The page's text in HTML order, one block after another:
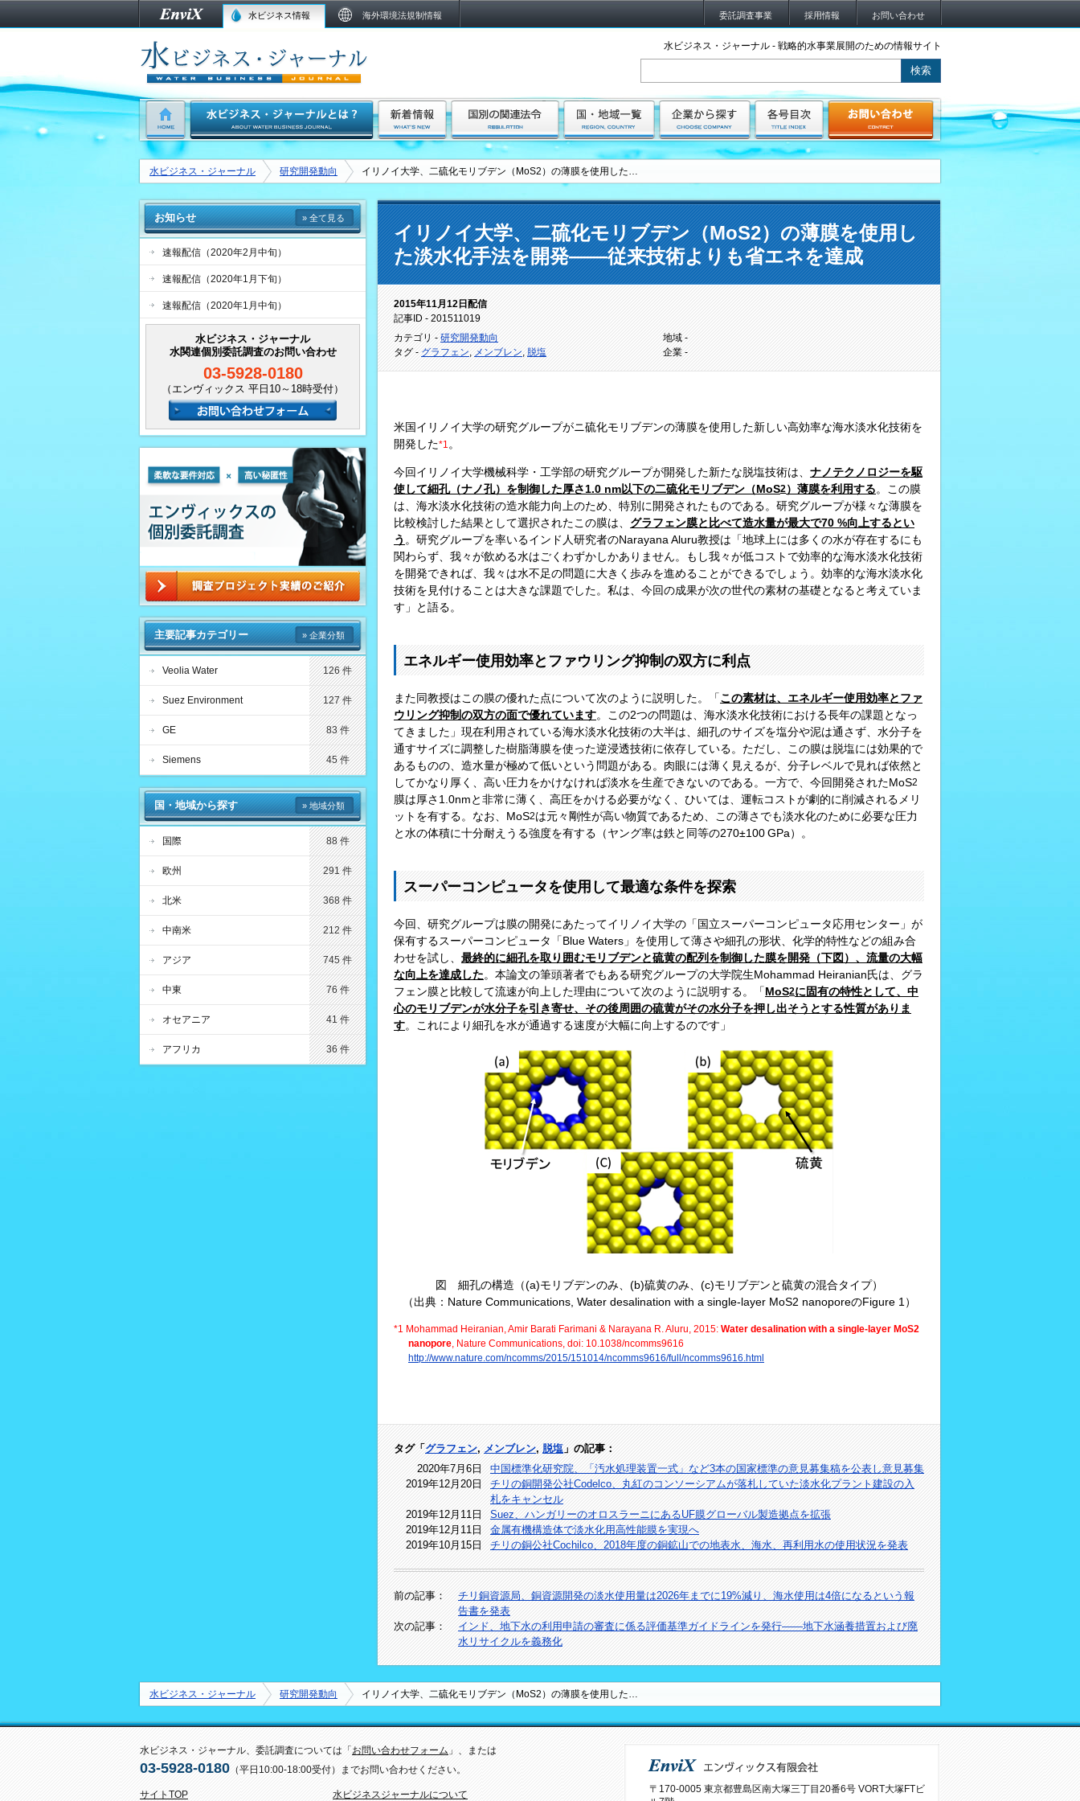
水ビジネス情報 海外環境法規制情報 委託調査事業 採用情報 お問い合わせ
水ビジネス・ジャーナル - 戦略的水事業展開のための情報サイト
水ビジネス・ジャーナル 研究開発動向 イリノイ大学、二硫化モリブデン（MoS2）の薄膜を使用した…
イリノイ大学、二硫化モリブデン（MoS2）の薄膜を使用し
た淡水化手法を開発――従来技術よりも省エネを達成
2015年11月12日配信
記事ID - 201511019
カテゴリ - 研究開発動向
タグ - グラフェン, メンブレン, 脱塩
地域 -
企業 -
米国イリノイ大学の研究グループがニ硫化モリブデンの薄膜を使用した新しい高効率な海水淡水化技術を
開発した*1 。
今回イリノイ大学機械科学・工学部の研究グループが開発した新たな脱塩技術は、 ナノテクノロジーを駆
使して細孔（ナノ孔）を制御した厚さ1.0 nm以下の二硫化モリブデン（MoS2 ）薄膜を利用する。この膜
は、海水淡水化技術の造水能力向上のため、特別に開発されたものである。研究グループが様々な薄膜を
比較検討した結果として選択されたこの膜は、 グラフェン膜と比べて造水量が最大で70 %向上するとい
う 。研究グループを率いるインド人研究者のNarayana Aluru教授は「地球上には多くの水が存在するにも
関わらず、我々が飲める水はごくわずかしかありません。もし我々が低コストで効率的な海水淡水化技術
を開発できれば、我々は水不足の問題に大きく歩みを進めることができるでしょう。効率的な海水淡水化
技術を見付けることは大きな課題でした。私は、今回の成果が次の世代の素材の基礎となると考えていま
す」と語る。
エネルギー使用効率とファウリング抑制の双方に利点
また同教授はこの膜の優れた点について次のように説明した。「この素材は、エネルギー使用効率とファ
ウリング抑制の双方の面で優れています。この2つの問題は、海水淡水化技術における長年の課題となっ
てきました」現在利用されている海水淡水化技術の大半は、細孔のサイズを塩分や泥は通さず、水分子を
通すサイズに調整した樹脂薄膜を使った逆浸透技術に依存している。ただし、この膜は脱塩には効果的で
あるものの、造水量が極めて低いという問題がある。肉眼には薄く見えるが、分子レベルで見れば依然と
してかなり厚く、高い圧力をかけなければ淡水を生産できないのである。一方で、今回開発されたMoS2
膜は厚さ1.0nmと非常に薄く、高圧をかける必要がなく、ひいては、運転コストが劇的に削減されるメリ
ットを有する。なお、MoS2は元々剛性が高い物質であるため、この薄さでも淡水化のために必要な圧力
と水の体積に十分耐えうる強度を有する（ヤング率は鉄と同等の270±100 GPa）。
スーパーコンピュータを使用して最適な条件を探索
今回、研究グループは膜の開発にあたってイリノイ大学の「国立スーパーコンピュータ応用センター」が
保有するスーパーコンピュータ「Blue Waters」を使用して薄さや細孔の形状、化学的特性などの組み合
わせを試し、 最終的に細孔を取り囲むモリブデンと硫黄の配列を制御した膜を開発（下図）、流量の大幅
な向上を達成した。本論文の筆頭著者でもある研究グループの大学院生Mohammad Heiranian氏は、グラ
フェン膜と比較して流速が向上した理由について次のように説明する。「MoS2に固有の特性として、中
心のモリブデンが水分子を引き寄せ、その後周囲の硫黄がその水分子を押し出そうとする性質がありま
す。これにより細孔を水が通過する速度が大幅に向上するのです」
図 細孔の構造（(a)モリブデンのみ、(b)硫黄のみ、(c)モリブデンと硫黄の混合タイプ）
（出典： Nature Communications, Water desalination with a single-layer MoS2 nanoporeのFigure 1）
*1 Mohammad Heiranian, Amir Barati Farimani & Narayana R. Aluru, 2015: Water desalination with a single-layer MoS2
nanopore Nature Communications , doi: 10.1038/ncomms9616
http://www.nature.com/ncomms/2015/151014/ncomms9616/full/ncomms9616.html
タグ「グラフェン, メンブレン, 脱塩 」の記事：
2020年7月6日
中国標準化研究院、「汚水処理装置一式」など3本の国家標準の意見募集稿を公表し意見募集
2019年12月20日
チリの銅開発公社Codelco、丸紅のコンソーシアムが落札していた淡水化プラント建設の入
札をキャンセル
2019年12月11日
Suez、ハンガリーのオロスラーニにあるUF膜グローバル製造拠点を拡張
2019年12月11日
金属有機構造体で淡水化用高性能膜を実現へ
2019年10月15日
チリの銅公社Cochilco、2018年度の銅鉱山での地表水、海水、再利用水の使用状況を発表
前の記事：
チリ銅資源局、銅資源開発の淡水使用量は2026年までに19%減り、海水使用は4倍になるという報
告書を発表
次の記事：
インド、地下水の利用申請の審査に係る評価基準ガイドラインを発行――地下水涵養措置および廃
水リサイクルを義務化
お知らせ » 全て見る
速報配信（2020年2月中旬）
速報配信（2020年1月下旬）
速報配信（2020年1月中旬）
水ビジネス・ジャーナル
水関連個別委託調査のお問い合わせ
03-5928-0180
（エンヴィックス 平日10～18時受付）
主要記事カテゴリー » 企業分類
Veolia Water 126 件
Suez Environment 127 件
GE 83 件
Siemens 45 件
国・地域から探す » 地域分類
国際 88 件
欧州 291 件
北米 368 件
中南米 212 件
アジア 745 件
中東 76 件
オセアニア 41 件
アフリカ 36 件
水ビジネス・ジャーナル 研究開発動向 イリノイ大学、二硫化モリブデン（MoS2）の薄膜を使用した…
水ビジネス・ジャーナル、委託調査については「 お問い合わせフォーム 」、または
03-5928-0180 （平日10:00-18:00受付）までお問い合わせください。
サイトTOP 水ビジネスジャーナルについて
〒170-0005 東京都豊島区南大塚三丁目20番6号 VORT大塚FTビ